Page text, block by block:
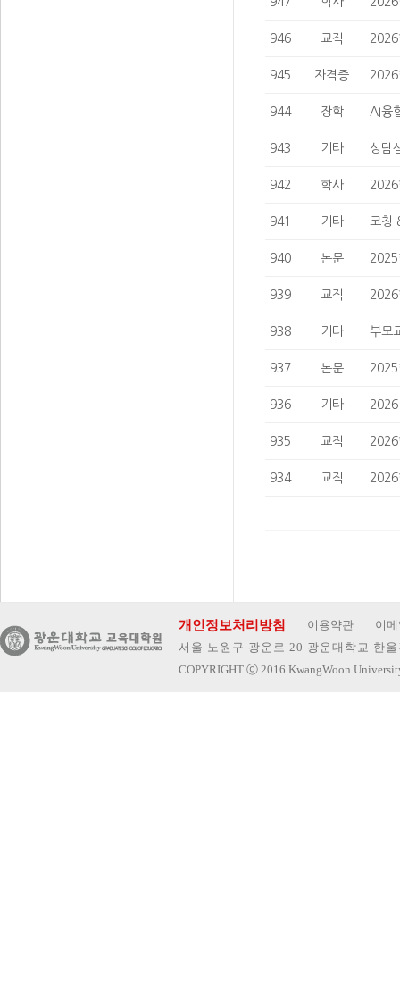
946 교직 2026
945 자격증 2026
944 장학 AI융
943 기타 상담
942 학사 2026
941 기타 코칭
940 논문 2025
939 교직 2026
938 기타 부모
937 논문 2025
936 기타 2026
935 교직 2026
934 교직 2026
개인정보처리방침 이용약관
이
서울 노원구 광운로 20 광운대학교 한
COPYRIGHT ⓒ 2016 KwangWoon